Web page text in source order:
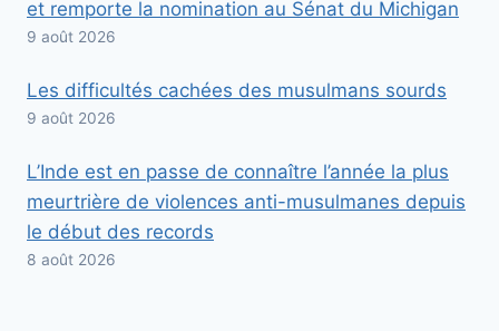
et remporte la nomination au Sénat du Michigan
9 août 2026
Les difficultés cachées des musulmans sourds
9 août 2026
L’Inde est en passe de connaître l’année la plus
meurtrière de violences anti-musulmanes depuis
le début des records
8 août 2026